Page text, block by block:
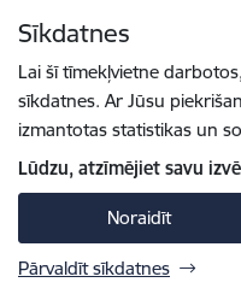
Sīkdatnes
Lai šī tīmekļvietne
sīkdatnes. Ar Jūsu
izmantotas statistikas un
Lūdzu, atzīmējiet savu
Noraidīt
Pārvaldīt sīkdatnes